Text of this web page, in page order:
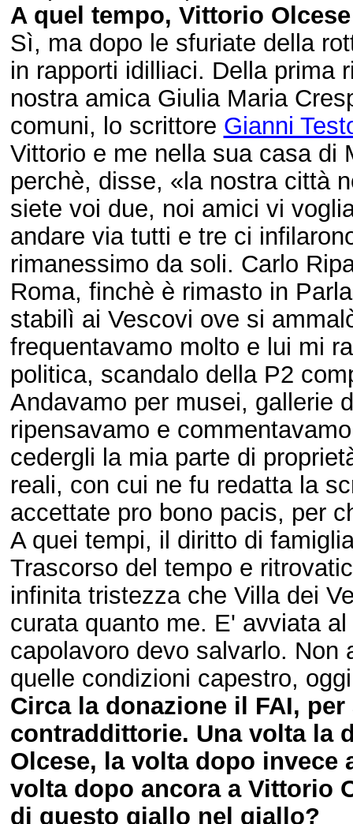
A quel tempo, Vittorio
Sì, ma dopo le sfuriate della
in rapporti idilliaci. Della prima
nostra amica Giulia Maria
comuni, lo scrittore Gianni
Vittorio e me nella sua casa di
perchè, disse, «la nostra città
siete voi due, noi amici vi
andare via tutti e tre ci
rimanessimo da soli. Carlo
Roma, finchè è rimasto in
stabilì ai Vescovi ove si
frequentavamo molto e lui mi
politica, scandalo della P2
Andavamo per musei, gallerie
ripensavamo e
cedergli la mia parte di
reali, con cui ne fu redatta la
accettate pro bono pacis, per
A quei tempi, il diritto di
Trascorso del tempo e
infinita tristezza che Villa dei
curata quanto me. E' avviata
capolavoro devo salvarlo. Non
quelle condizioni capestro,
Circa la donazione il FAI,
contraddittorie. Una volta la
Olcese, la volta dopo invece
volta dopo ancora a Vittorio
di questo giallo nel giallo?